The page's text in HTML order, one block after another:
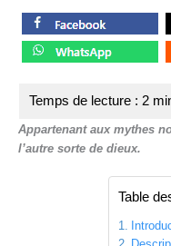
Appartenant aux mythes
l’autre sorte de dieux.
Table